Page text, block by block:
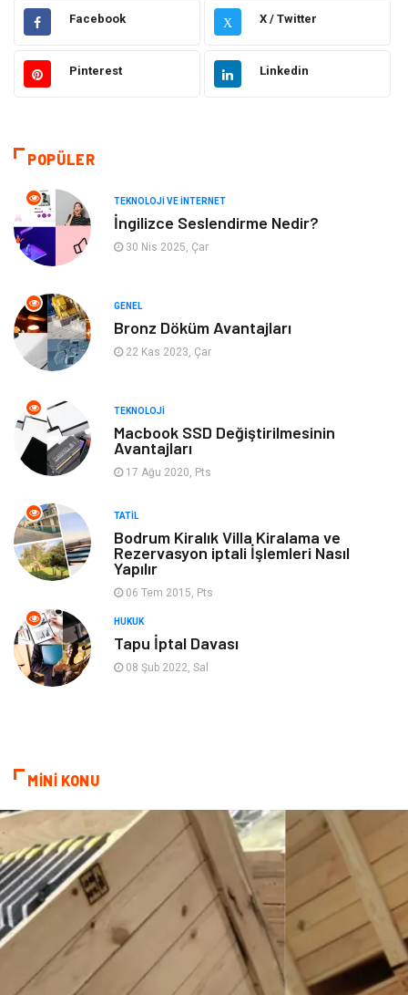
Teknoloji ve İnternet Hukuk
Elektrik ve Elektronik Gıda
Otomotiv
Tanıtıcı Reklam Güzellik & Bakım
Giyim
Mobilya
Tekstil Genel Kültür
Turizm Spor Malzemeleri
Hediyelik Eşya
oyun alanları
Blogroll
Cruise
Güzellik
Facebook X X / Twitter
Pinterest Linkedin
POPÜLER
TEKNOLOJI VE İNTERNET
İngilizce Seslendirme Nedir?
30 Nis 2025, Çar
GENEL
Bronz Döküm Avantajları
22 Kas 2023, Çar
TEKNOLOJI
Macbook SSD Değiştirilmesinin
Avantajları
17 Ağu 2020, Pts
TATIL
Bodrum Kiralık Villa Kiralama ve
Rezervasyon iptali İşlemleri Nasıl
Yapılır
06 Tem 2015, Pts
HUKUK
Tapu İptal Davası
08 Şub 2022, Sal
MİNİ KONU